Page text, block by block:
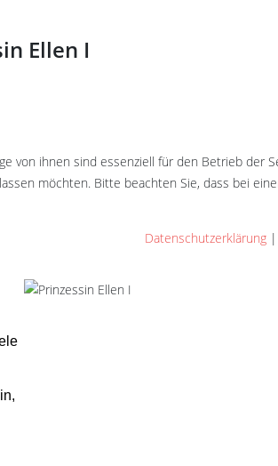
Ellen I
von ihnen sind essenziell für den Betrieb
möchten. Bitte beachten Sie, dass bei
Datenschutzerklärung |